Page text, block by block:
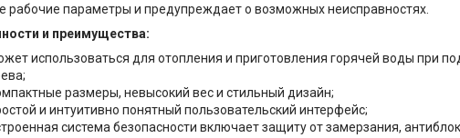
рабочие параметры и предупреждает о возможных неисправностях.
и преимущества:
использоваться для отопления и приготовления горячей воды при
размеры, невысокий вес и стильный дизайн;
и интуитивно понятный пользовательский интерфейс;
система безопасности включает защиту от замерзания,